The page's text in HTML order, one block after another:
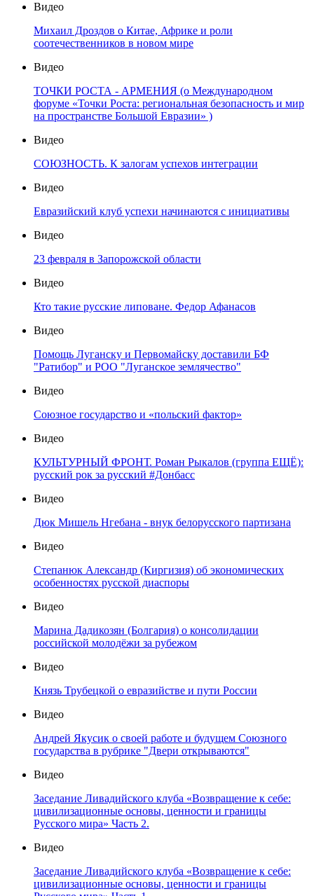
Видео
Михаил Дроздов о Китае, Африке и роли
соотечественников в новом мире
Видео
ТОЧКИ РОСТА - АРМЕНИЯ (о Международном
форуме «Точки Роста: региональная безопасность и мир
на пространстве Большой Евразии» )
Видео
СОЮЗНОСТЬ. К залогам успехов интеграции
Видео
Евразийский клуб успехи начинаются с инициативы
Видео
23 февраля в Запорожской области
Видео
Кто такие русские липоване. Федор Афанасов
Видео
Помощь Луганску и Первомайску доставили БФ
"Ратибор" и РОО "Луганское землячество"
Видео
Союзное государство и «польский фактор»
Видео
КУЛЬТУРНЫЙ ФРОНТ. Роман Рыкалов (группа ЕЩЁ):
русский рок за русский #Донбасс
Видео
Дюк Мишель Нгебана - внук белорусского партизана
Видео
Степанюк Александр (Киргизия) об экономических
особенностях русской диаспоры
Видео
Марина Дадикозян (Болгария) о консолидации
российской молодёжи за рубежом
Видео
Князь Трубецкой о евразийстве и пути России
Видео
Андрей Якусик о своей работе и будущем Союзного
государства в рубрике "Двери открываются"
Видео
Заседание Ливадийского клуба «Возвращение к себе:
цивилизационные основы, ценности и границы
Русского мира» Часть 2.
Видео
Заседание Ливадийского клуба «Возвращение к себе:
цивилизационные основы, ценности и границы